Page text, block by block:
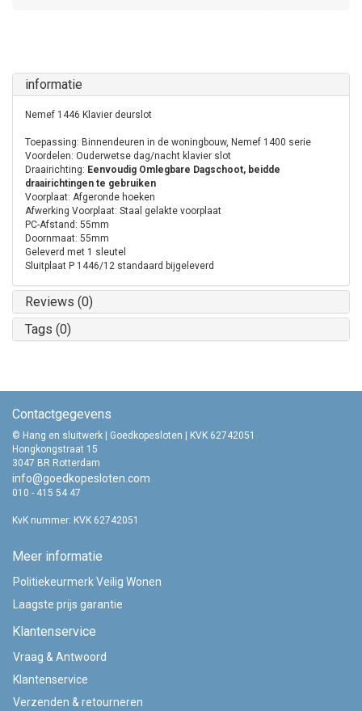
informatie
Nemef 1446 Klavier deurslot
Toepassing: Binnendeuren in de woningbouw, Nemef 1400 serie
Voordelen: Ouderwetse dag/nacht klavier slot
Draairichting: Eenvoudig Omlegbare Dagschoot, beidde
draairichtingen te gebruiken
Voorplaat: Afgeronde hoeken
Afwerking Voorplaat: Staal gelakte voorplaat
PC-Afstand: 55mm
Doornmaat: 55mm
Geleverd met 1 sleutel
Sluitplaat P 1446/12 standaard bijgeleverd
Reviews (0)
Tags (0)
Contactgegevens
© Hang en sluitwerk | Goedkopesloten | KVK 62742051
Hongkongstraat 15
3047 BR Rotterdam
info@goedkopesloten.com
010 - 415 54 47
KvK nummer: KVK 62742051
Meer informatie
Politiekeurmerk Veilig Wonen
Laagste prijs garantie
Klantenservice
Vraag & Antwoord
Klantenservice
Verzenden & retourneren